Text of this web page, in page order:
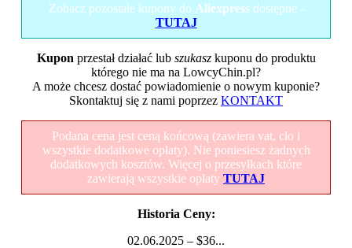
Zobacz pozostałe kupony do Aliexpressdostępne -
TUTAJ
Kupon przestał działać lub szukaszkuponu do produktu
którego nie ma na LowcyChin.pl?
A może chcesz dostać powiadomienie o nowym kuponie?
Skontaktuj się z nami poprzez KONTAKT
Podana cena jest ceną końcową (zawiera vat, cło i
wszystkie dodatkowe opłaty). Nie poniesiesz żadnych
dodatkowych kosztów. Więcej o przesyłkach które
zawierają wszystkie opłaty TUTAJ
Historia Ceny:
02.06.2025 – $36...